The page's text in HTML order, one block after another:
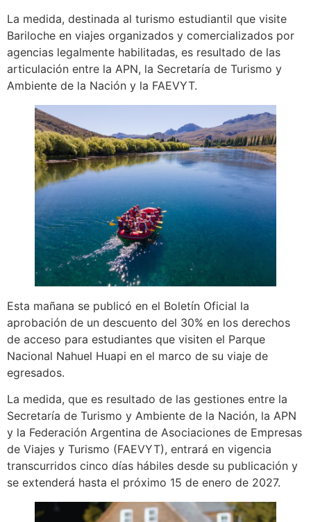
La medida, destinada al turismo estudiantil que visite
Bariloche en viajes organizados y comercializados por
agencias legalmente habilitadas, es resultado de las
articulación entre la APN, la Secretaría de Turismo y
Ambiente de la Nación y la FAEVYT.
Esta mañana se publicó en el Boletín Oficial la
aprobación de un descuento del 30% en los derechos
de acceso para estudiantes que visiten el Parque
Nacional Nahuel Huapi en el marco de su viaje de
egresados.
La medida, que es resultado de las gestiones entre la
Secretaría de Turismo y Ambiente de la Nación, la APN
y la Federación Argentina de Asociaciones de Empresas
de Viajes y Turismo (FAEVYT), entrará en vigencia
transcurridos cinco días hábiles desde su publicación y
se extenderá hasta el próximo 15 de enero de 2027.